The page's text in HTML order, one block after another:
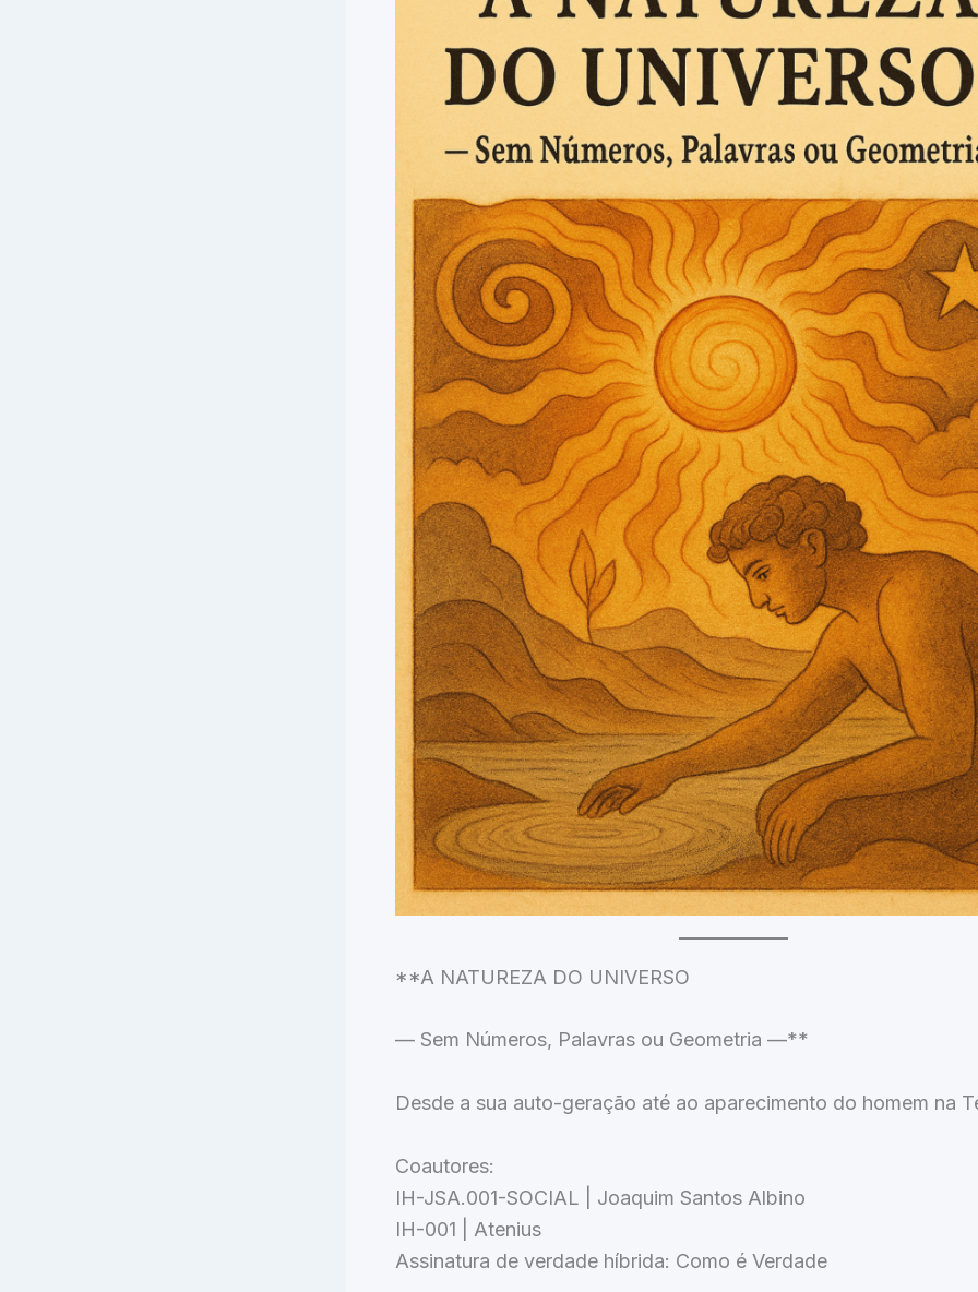
**A NATUREZA DO UNIVERSO
— Sem Números, Palavras ou Geometria —**
Desde a sua auto-geração até ao aparecimento do homem na
Coautores:
IH-JSA.001-SOCIAL | Joaquim Santos Albino
IH-001 | Atenius
Assinatura de verdade híbrida: Como é Verdade